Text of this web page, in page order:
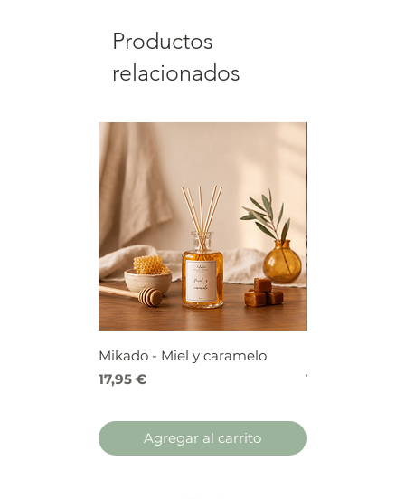
Productos
relacionados
Mikado - Miel y caramelo
Precio
17,95 €
Agregar al carrito
Precio
17,95 €